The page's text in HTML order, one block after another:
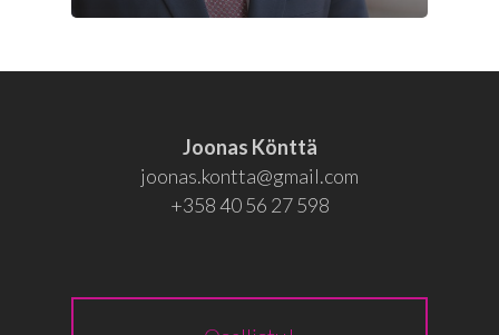
Joonas Könttä
joonas.kontta@gmail.com
+358 40 56 27 598
EN
RU